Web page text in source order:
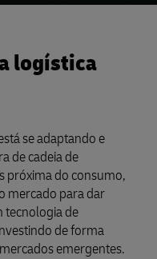
logística
se adaptando e
de cadeia de
próxima do consumo,
mercado para dar
tecnologia de
de forma
emergentes.